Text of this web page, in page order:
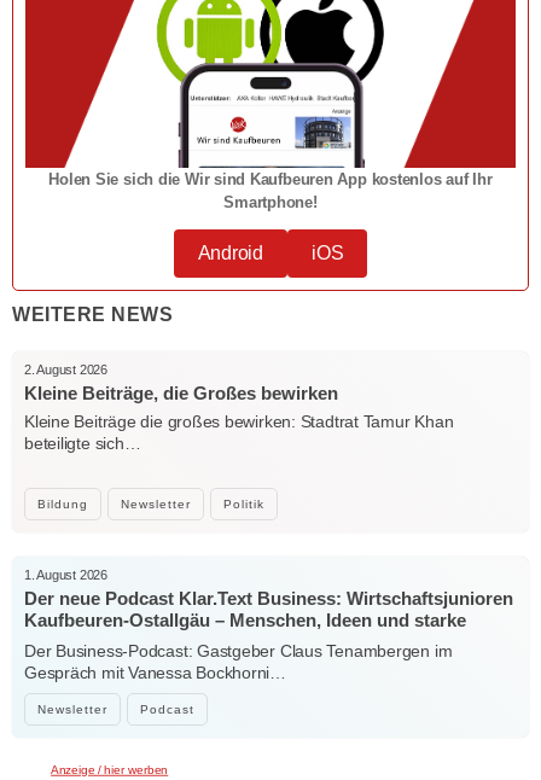
Holen Sie sich die Wir sind Kaufbeuren App kostenlos auf Ihr
Smartphone!
Android iOS
WEITERE NEWS
Bildung Newsletter Politik
2. August 2026
Kleine Beiträge, die Großes bewirken
Kleine Beiträge die großes bewirken: Stadtrat Tamur Khan
beteiligte sich…
Newsletter Podcast
1. August 2026
Der neue Podcast Klar.Text Business: Wirtschaftsjunioren
Kaufbeuren-Ostallgäu – Menschen, Ideen und starke
Verbindungen
Der Business-Podcast: Gastgeber Claus Tenambergen im
Gespräch mit Vanessa Bockhorni…
Anzeige / hier werben